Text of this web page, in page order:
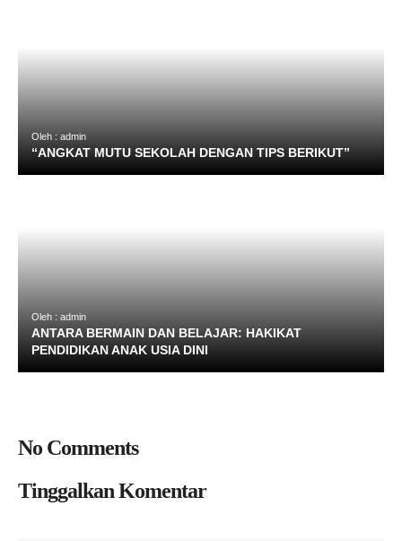
Oleh : admin
“ANGKAT MUTU SEKOLAH DENGAN TIPS BERIKUT”
Oleh : admin
ANTARA BERMAIN DAN BELAJAR: HAKIKAT
PENDIDIKAN ANAK USIA DINI
No Comments
Tinggalkan Komentar